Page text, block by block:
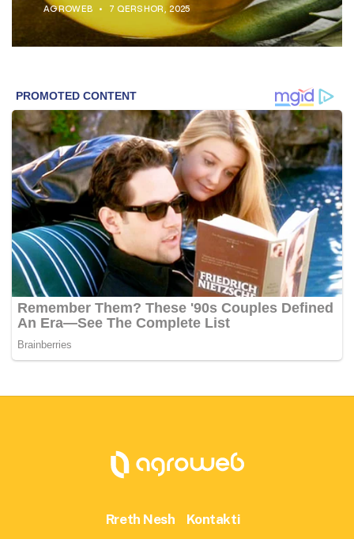
AGROWEB 7 QERSHOR, 2025
Rreth Nesh Kontakti